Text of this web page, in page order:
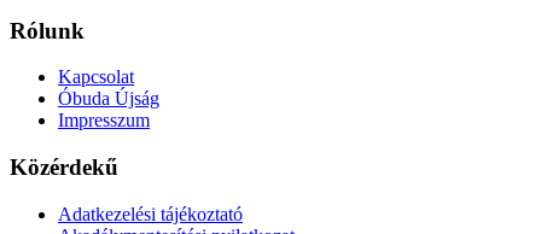
Rólunk
Kapcsolat
Óbuda Újság
Impresszum
Közérdekű
Adatkezelési tájékoztató